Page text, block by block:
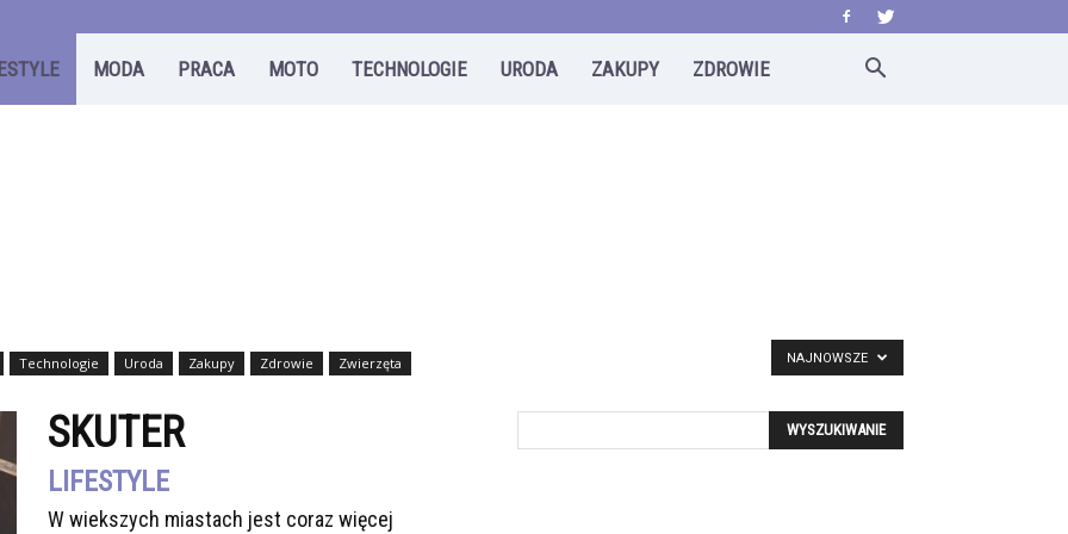
MODA PRACA MOTO TECHNOLOGIE URODA ZAKUPY ZDROWIE
Technologie Uroda Zakupy Zdrowie Zwierzęta NAJNOWSZE
SKUTER
LIFESTYLE
W wiekszych miastach jest coraz więcej